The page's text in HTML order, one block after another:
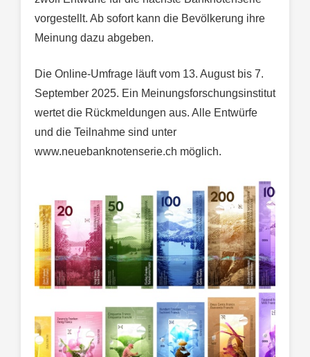
vorgestellt. Ab sofort kann die Bevölkerung ihre
Meinung dazu abgeben.
Die Online-Umfrage läuft vom 13. August bis 7.
September 2025. Ein Meinungsforschungsinstitut
wertet die Rückmeldungen aus. Alle Entwürfe
und die Teilnahme sind unter
www.neuebanknotenserie.ch möglich.